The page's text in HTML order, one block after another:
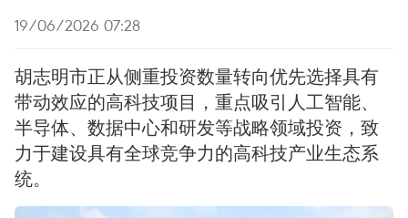
19/06/2026 07:28
胡志明市正从侧重投资数量转向优先选择具有
带动效应的高科技项目，重点吸引人工智能、
半导体、数据中心和研发等战略领域投资，致
力于建设具有全球竞争力的高科技产业生态系
统。